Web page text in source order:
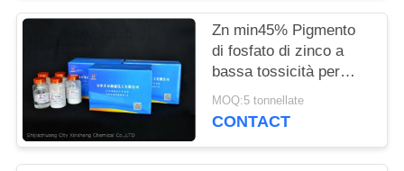
Zn min45% Pigmento
di fosfato di zinco a
bassa tossicità per
soluzioni anticorrosive
ecologiche
MOQ:5 tonnellate
CONTACT